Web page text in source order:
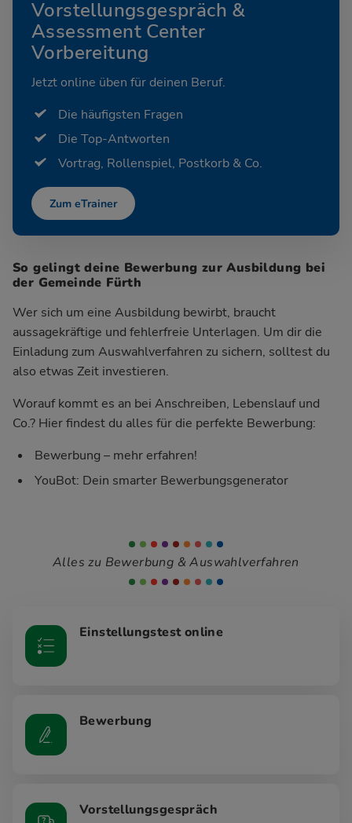
Vorstellungsgespräch &
Assessment Center
Vorbereitung
Jetzt online üben für deinen Beruf.
Die häufigsten Fragen
Die Top-Antworten
Vortrag, Rollenspiel, Postkorb & Co.
Zum eTrainer
So gelingt deine Bewerbung zur Ausbildung bei
der Gemeinde Fürth
Wer sich um eine Ausbildung bewirbt, braucht
aussagekräftige und fehlerfreie Unterlagen. Um dir die
Einladung zum Auswahlverfahren zu sichern, solltest du
also etwas Zeit investieren.
Worauf kommt es an bei Anschreiben, Lebenslauf und
Co.? Hier findest du alles für die perfekte Bewerbung:
Bewerbung – mehr erfahren!
YouBot: Dein smarter Bewerbungsgenerator
Alles zu Bewerbung & Auswahlverfahren
Einstellungstest online
Bewerbung
Vorstellungsgespräch